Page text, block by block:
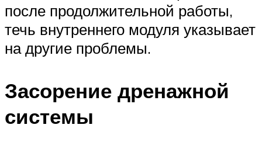
после продолжительной работы,
течь внутреннего модуля указывает
на другие проблемы.
Засорение дренажной
системы